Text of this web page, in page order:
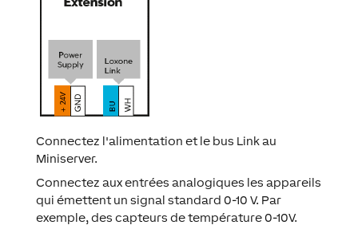
Connectez l'alimentation et le bus Link au
Miniserver.
Connectez aux entrées analogiques les appareils
qui émettent un signal standard 0-10 V. Par
exemple, des capteurs de température 0-10V.